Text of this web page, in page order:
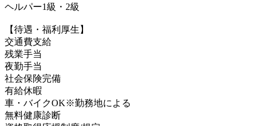
ヘルパー1級・2級
【待遇・福利厚生】
交通費支給
残業手当
夜勤手当
社会保険完備
有給休暇
車・バイクOK※勤務地による
無料健康診断